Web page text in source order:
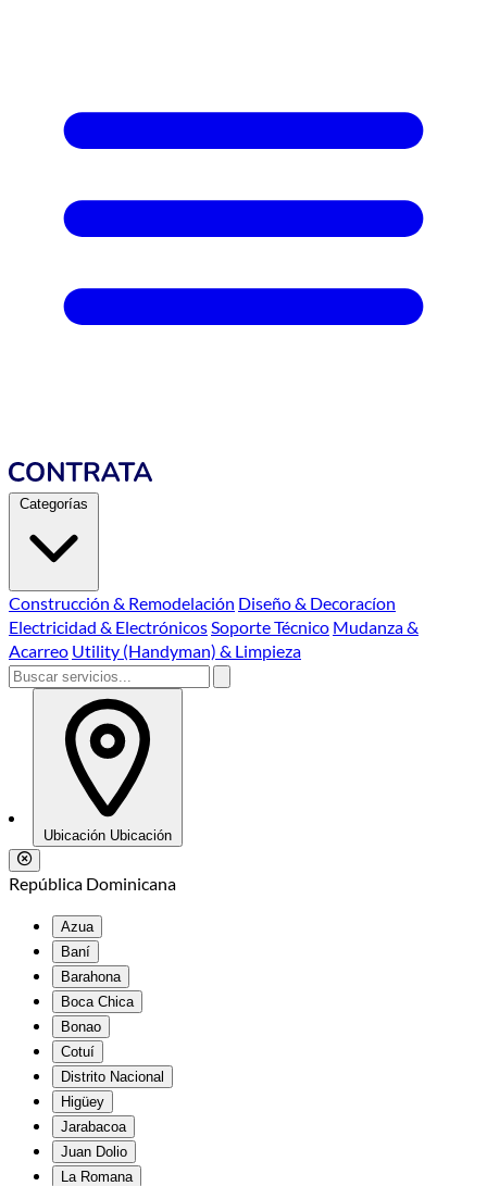
Categorías
Construcción & Remodelación Diseño & Decoracíon
Electricidad & ElectrónicosSoporte Técnico Mudanza &
Acarreo Utility (Handyman) & Limpieza
Ubicación Ubicación
República Dominicana
Azua
Baní
Barahona
Boca Chica
Bonao
Cotuí
Distrito Nacional
Higüey
Jarabacoa
Juan Dolio
La Romana